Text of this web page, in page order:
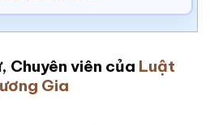
Chuyên viên của Luật
Gia